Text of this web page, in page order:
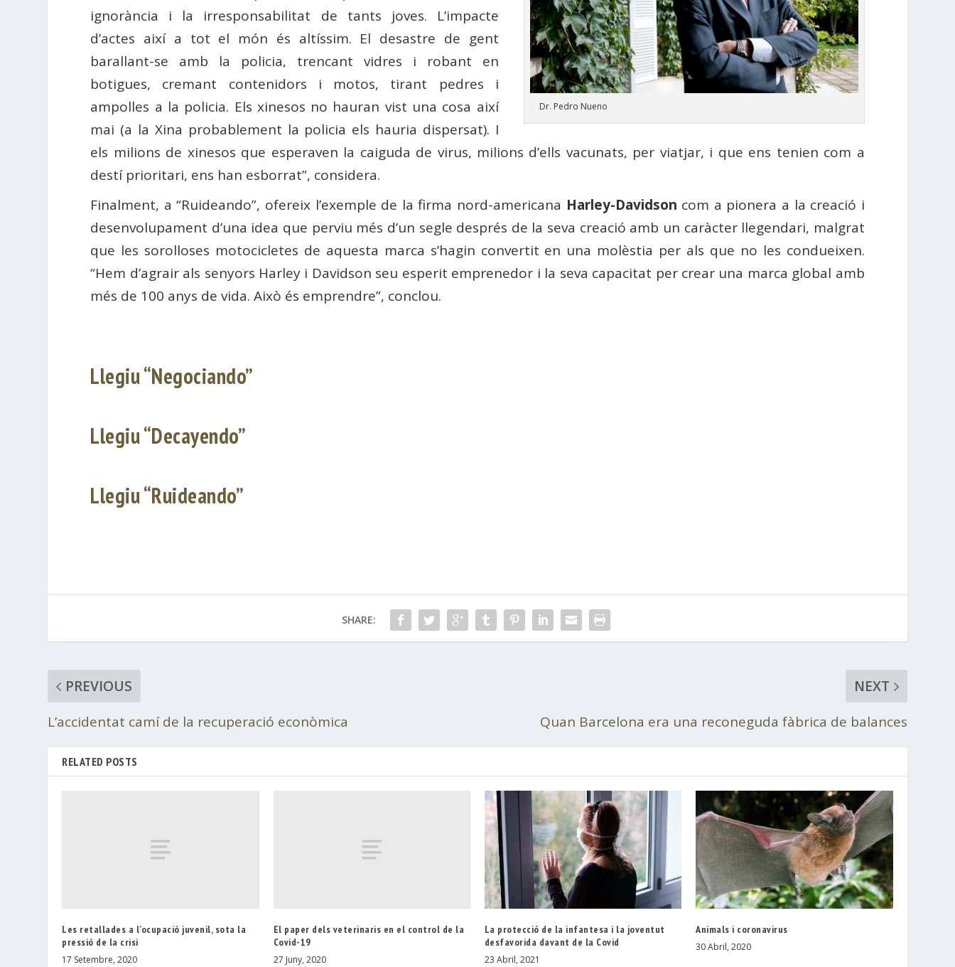
Dr. Pedro Nueno
ignorància i la irresponsabilitat de tants joves. L’impacte
d’actes així a tot el món és altíssim. El desastre de gent
barallant-se amb la policia, trencant vidres i robant en
botigues, cremant contenidors i motos, tirant pedres i
ampolles a la policia. Els xinesos no hauran vist una cosa així
mai (a la Xina probablement la policia els hauria dispersat). I
els milions de xinesos que esperaven la caiguda de virus, milions d’ells vacunats, per viatjar, i que ens tenien com a
destí prioritari, ens han esborrat”, considera.
Finalment, a “Ruideando”, ofereix l’exemple de la firma nord-americana Harley-Davidson com a pionera a la creació i
desenvolupament d’una idea que perviu més d’un segle després de la seva creació amb un caràcter llegendari, malgrat
que les sorolloses motocicletes de aquesta marca s’hagin convertit en una molèstia per als que no les condueixen.
“Hem d’agrair als senyors Harley i Davidson seu esperit emprenedor i la seva capacitat per crear una marca global amb
més de 100 anys de vida. Això és emprendre”, conclou.
Llegiu “Negociando”
Llegiu “Decayendo”
Llegiu “Ruideando”
SHARE:
PREVIOUS
L’accidentat camí de la recuperació econòmica
NEXT
Quan Barcelona era una reconeguda fàbrica de balances
RELATED POSTS
Les retallades a l’ocupació juvenil, sota la
pressió de la crisi
17 Setembre, 2020
El paper dels veterinaris en el control de la
Covid-19
27 Juny, 2020
La protecció de la infantesa i la joventut
desfavorida davant de la Covid
23 Abril, 2021
Animals i coronavirus
30 Abril, 2020